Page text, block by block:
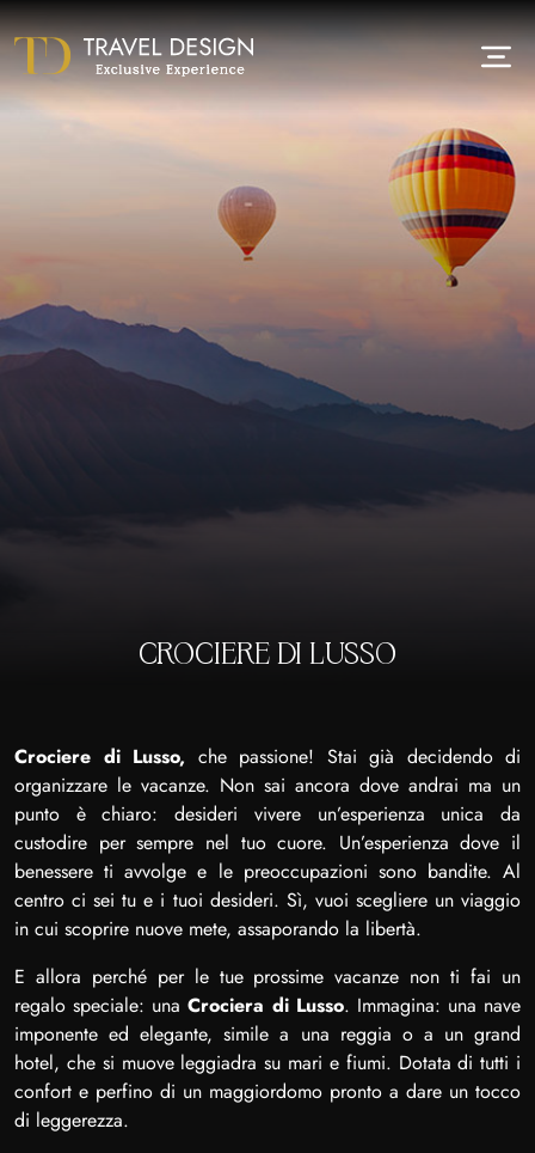
CROCIERE DI LUSSO
Crociere di Lusso, che passione! Stai già decidendo di
organizzare le vacanze. Non sai ancora dove andrai ma un
punto è chiaro: desideri vivere un’esperienza unica da
custodire per sempre nel tuo cuore. Un’esperienza dove il
benessere ti avvolge e le preoccupazioni sono bandite. Al
centro ci sei tu e i tuoi desideri. Sì, vuoi scegliere un viaggio
in cui scoprire nuove mete, assaporando la libertà.
E allora perché per le tue prossime vacanze non ti fai un
regalo speciale: unaCrociera di Lusso. Immagina: una nave
imponente ed elegante, simile a una reggia o a un grand
hotel, che si muove leggiadra su mari e fiumi. Dotata di tutti i
confort e perfino di un maggiordomo pronto a dare un tocco
di leggerezza.